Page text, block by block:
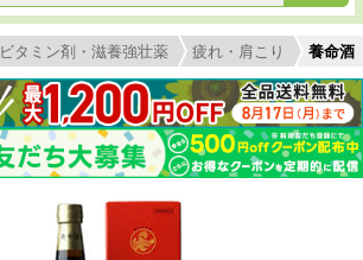
ビタミン剤・滋養強壮薬 疲れ・肩こり 養命酒